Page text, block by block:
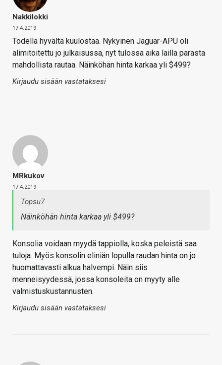
Nakkilokki
17.4.2019
Todella hyvältä kuulostaa. Nykyinen Jaguar-APU oli
alimitoitettu jo julkaisussa, nyt tulossa aika lailla parasta
mahdollista rautaa. Näinköhän hinta karkaa yli $499?
Kirjaudu sisään vastataksesi
MRkukov
17.4.2019
Topsu7
Näinköhän hinta karkaa yli $499?
Konsolia voidaan myydä tappiolla, koska peleistä saa
tuloja. Myös konsolin eliniän lopulla raudan hinta on jo
huomattavasti alkua halvempi. Näin siis
menneisyydessä, jossa konsoleita on myyty alle
valmistuskustannusten.
Kirjaudu sisään vastataksesi